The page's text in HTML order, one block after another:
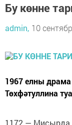
Бу көнне
admin, 10
1967 елны
Төхфәтуллина
1172 — Мисырда